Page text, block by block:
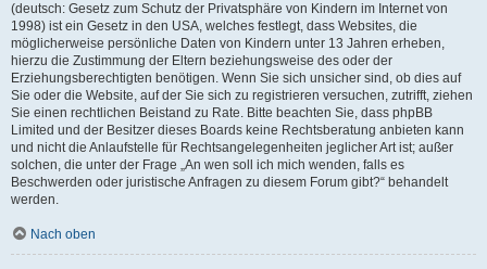
(deutsch: Gesetz zum Schutz der Privatsphäre von Kindern im Internet von
1998) ist ein Gesetz in den USA, welches festlegt, dass Websites, die
möglicherweise persönliche Daten von Kindern unter 13 Jahren erheben,
hierzu die Zustimmung der Eltern beziehungsweise des oder der
Erziehungsberechtigten benötigen. Wenn Sie sich unsicher sind, ob dies auf
Sie oder die Website, auf der Sie sich zu registrieren versuchen, zutrifft, ziehen
Sie einen rechtlichen Beistand zu Rate. Bitte beachten Sie, dass phpBB
Limited und der Besitzer dieses Boards keine Rechtsberatung anbieten kann
und nicht die Anlaufstelle für Rechtsangelegenheiten jeglicher Art ist; außer
solchen, die unter der Frage „An wen soll ich mich wenden, falls es
Beschwerden oder juristische Anfragen zu diesem Forum gibt?“ behandelt
werden.
Nach oben